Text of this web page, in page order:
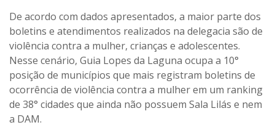
De acordo com dados apresentados, a maior parte dos
boletins e atendimentos realizados na delegacia são de
violência contra a mulher, crianças e adolescentes.
Nesse cenário, Guia Lopes da Laguna ocupa a 10°
posição de municípios que mais registram boletins de
ocorrência de violência contra a mulher em um ranking
de 38° cidades que ainda não possuem Sala Lilás e nem
a DAM.